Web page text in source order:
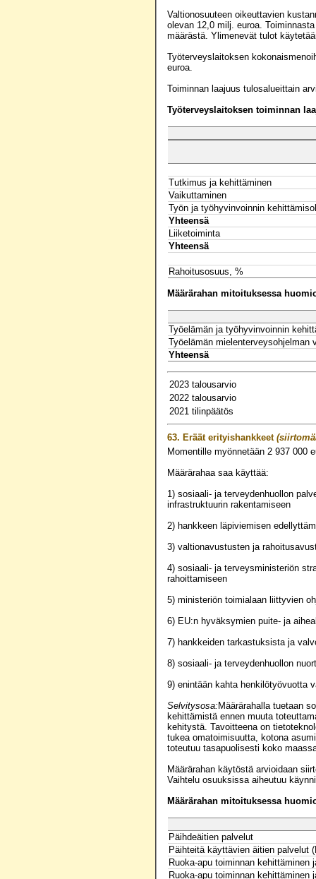
Valtionosuuteen oikeuttavien
olevan 12,0 milj. euroa.
määrästä. Ylimenevät tulot
Työterveyslaitoksen
euroa.
Toiminnan laajuus tulosalueittain
Työterveyslaitoksen toiminnan
Tutkimus ja kehittäminen
Vaikuttaminen
Työn ja työhyvinvoinnin
Yhteensä
Liiketoiminta
Yhteensä
Rahoitusosuus, %
Määrärahan mitoituksessa
Työelämän ja työhyvinvoinnin
Työelämän mielenterveysohjelman
Yhteensä
2023 talousarvio
2022 talousarvio
2021 tilinpäätös
63. Eräät erityishankkeet
Momentille myönnetään 2 937 000
Määrärahaa saa käyttää:
1) sosiaali- ja terveydenhuollon
infrastruktuurin rakentamiseen
2) hankkeen läpiviemisen
3) valtionavustusten ja
4) sosiaali- ja terveysministeriön
rahoittamiseen
5) ministeriön toimialaan liittyvien
6) EU:n hyväksymien puite- ja
7) hankkeiden tarkastuksista ja
8) sosiaali- ja terveydenhuollon
9) enintään kahta henkilötyövuotta
Selvitysosa:Määrärahalla tuetaan
kehittämistä ennen muuta
kehitystä. Tavoitteena on
tukea omatoimisuutta, kotona
toteutuu tasapuolisesti koko
Määrärahan käytöstä arvioidaan
Vaihtelu osuuksissa aiheutuu
Määrärahan mitoituksessa
Päihdeäitien palvelut
Päihteitä käyttävien äitien palvelut
Ruoka-apu toiminnan kehittäminen
Ruoka-apu toiminnan kehittäminen